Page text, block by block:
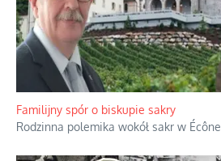
Familijny spór o biskupie sakry
Rodzinna polemika wokół sakr w Écône.